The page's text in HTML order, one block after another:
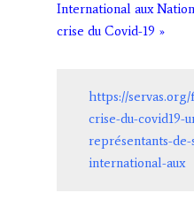
International aux
crise du Covid-19 »
https://
crise-du-covid19-
représentants-de-
international-aux